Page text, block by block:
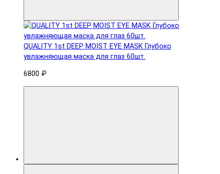
QUALITY 1st DEEP MOIST EYE MASK Глубоко
увлажняющая маска для глаз 60шт.
6800 ₽